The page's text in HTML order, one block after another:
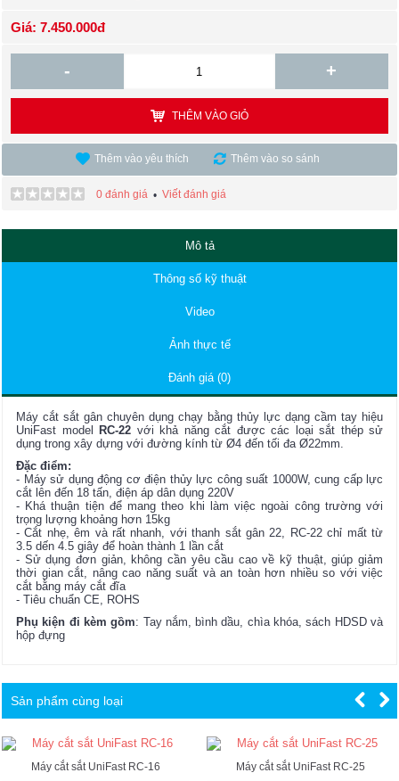
Giá: 7.450.000đ
- +
THÊM VÀO GIỎ
Thêm vào yêu thích Thêm vào so sánh
0 đánh giá • Viết đánh giá
Mô tả
Thông số kỹ thuật
Video
Ảnh thực tế
Đánh giá (0)
Máy cắt sắt gân chuyên dụng chạy bằng thủy lực dạng cầm tay hiệu
UniFast model
RC-22 với khả năng cắt được các loại sắt thép sử
dụng trong xây dựng với đường kính từ Ø4 đến tối đa Ø22mm.
Đặc điểm:
- Máy sử dụng động cơ điện thủy lực công suất 1000W, cung cấp lực
cắt lên đến 18 tấn, điện áp dân dụng 220V
- Khá thuận tiện để mang theo khi làm việc ngoài công trường với
trọng lượng khoảng hơn 15kg
- Cắt nhẹ, êm và rất nhanh, với thanh sắt gân 22, RC-22 chỉ mất từ
3.5 dến 4.5 giây để hoàn thành 1 lần cắt
- Sử dụng đơn giản, không cần yêu cầu cao về kỹ thuật, giúp giảm
thời gian cắt, nâng cao năng suất và an toàn hơn nhiều so với việc
cắt bằng máy cắt đĩa
- Tiêu chuẩn CE, ROHS
Phụ kiện đi kèm gồm: Tay nắm, bình dầu, chìa khóa, sách HDSD và
hộp đựng
Sản phẩm cùng loại
Máy cắt sắt UniFast RC-16 Máy cắt sắt UniFast RC-25